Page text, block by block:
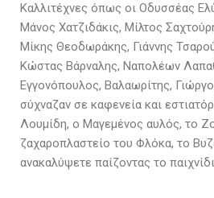
Καλλιτέχνες όπως οι Οδυσσέας
Μάνος Χατζιδάκις, Μίλτος
Μίκης Θεοδωράκης, Γιάννης
Κώστας Βάρναλης, Ναπολέων
Εγγονόπουλος, Βαλαωρίτης,
σύχναζαν σε καφενεία και
Λουμίδη, ο Μαγεμένος αυλός, το
ζαχαροπλαστείο του Φλόκα, το
ανακαλύψετε παίζοντας το